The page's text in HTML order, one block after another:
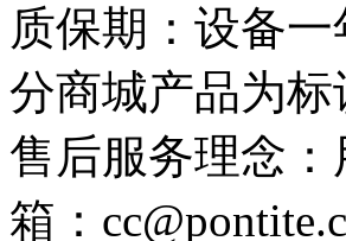
质保期：设备
分商城产品为
售后服务理念
箱：